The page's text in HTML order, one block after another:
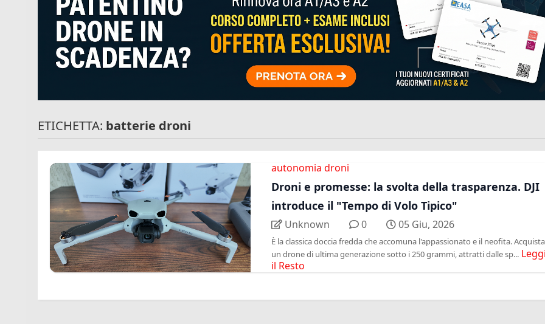
ETICHETTA: batterie droni
autonomia droni
Droni e promesse: la svolta della trasparenza. DJI
introduce il "Tempo di Volo Tipico"
Unknown 0 05 Giu, 2026
È la classica doccia fredda che accomuna l'appassionato e il neofita.
un drone di ultima generazione sotto i 250 grammi, attratti dalle sp...
il Resto